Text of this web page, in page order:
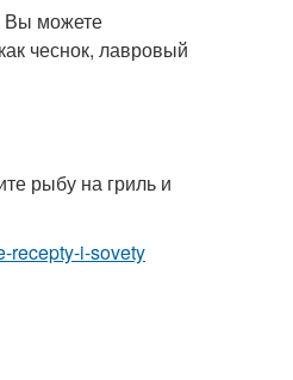
Вы можете
чеснок, лавровый
рыбу на гриль и
recepty-i-sovety